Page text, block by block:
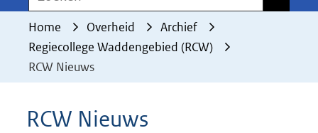
geweigerd.
Home Overheid
Archief
Regiecollege Waddengebied (RCW)
RCW Nieuws
RCW Nieuws